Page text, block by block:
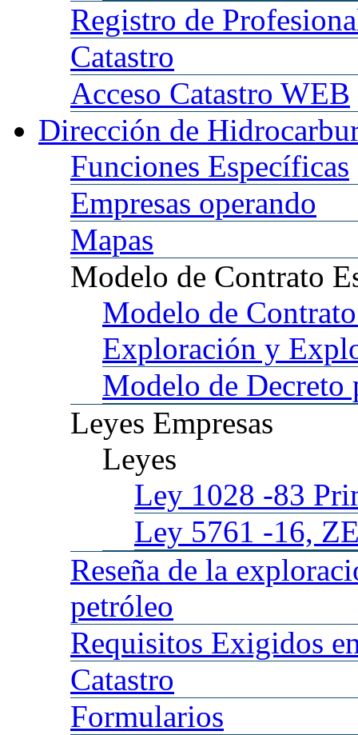
Registro de
Catastro
Acceso Catastro WEB
Dirección de
Funciones Específicas
Empresas operando
Mapas
Modelo de Contrato
Modelo de
Exploración y
Modelo de Decreto
Leyes Empresas
Leyes
Ley 1028 -83
Ley 5761 -16,
Reseña de la
petróleo
Requisitos Exigidos
Catastro
Formularios